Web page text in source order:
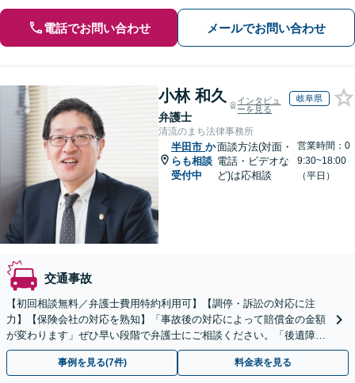
電話でお問い合わせ メールでお問い合わせ
小林 和久
弁護士
インタビュ
ーを見る
岐阜県
清流のまち法律事務所
半田市 か
らも相談
受付中
面談方法(対面・
電話・ビデオな
ど)は応相談
営業時間：0
9:30~18:00
（平日）
交通事故
【初回相談無料／弁護士費用特約利用可】【調停・訴訟の対応に注
力】【保険会社の対応を熟知】「事故後の対応によって賠償金の金額
が変わります」ぜひ早い段階で弁護士にご相談ください。「後遺障害
等級認定の結果に納得がいかない／異議申し立てのサポート」
事例を見る(7件) 料金表を見る